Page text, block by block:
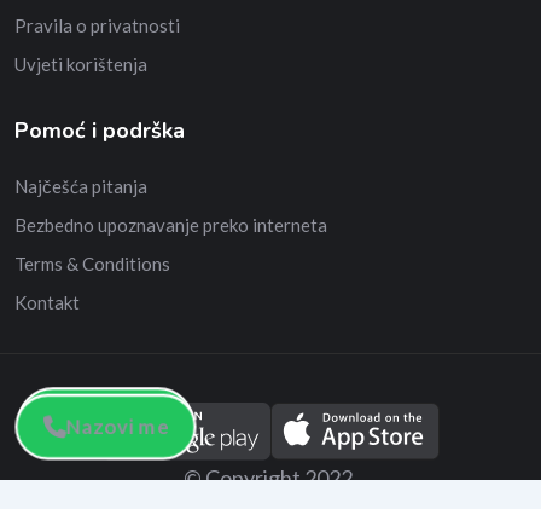
Nazovi me
Nazovi me
Pravila o privatnosti
Uvjeti korištenja
Pomoć i podrška
Najčešća pitanja
Bezbedno upoznavanje preko interneta
Terms & Conditions
Kontakt
© Copyright 2022.